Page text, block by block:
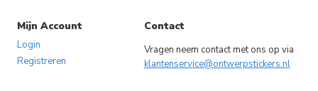
Mijn Account
Login
Registreren
Contact
Vragen neem contact met ons op via
klantenservice@ontwerpstickers.nl